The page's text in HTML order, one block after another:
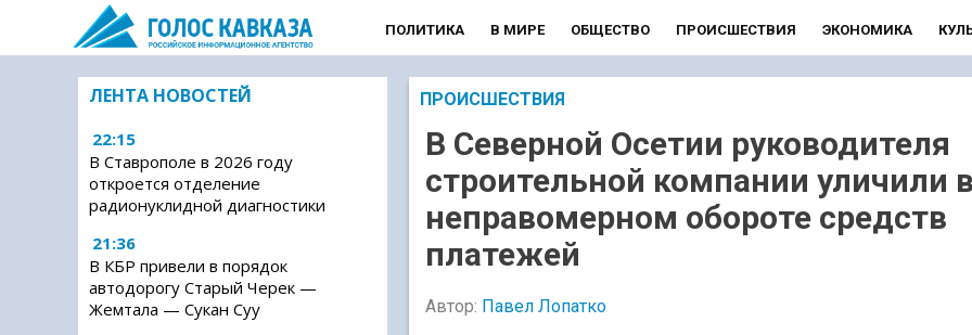
ПОЛИТИКА В МИРЕ ОБЩЕСТВО ПРОИСШЕСТВИЯ ЭКОНОМИКА
ЛЕНТА НОВОСТЕЙ
22:15
В Ставрополе в 2026 году
откроется отделение
радионуклидной диагностики
21:36
В КБР привели в порядок
автодорогу Старый Черек —
Жемтала — Сукан Суу
ПРОИСШЕСТВИЯ
В Северной Осетии руководителя
строительной компании уличили
неправомерном обороте средств
платежей
Автор: Павел Лопатко